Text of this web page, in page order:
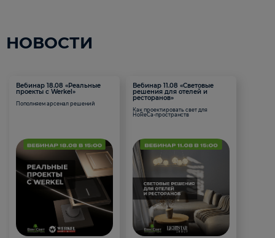
НОВОСТИ
Вебинар 18.08 «Реальные
проекты с Werkel»
Пополняем арсенал решений
Вебинар 11.08 «Световые
решения для отелей и
ресторанов»
Как проектировать свет для
HoReCa-пространств